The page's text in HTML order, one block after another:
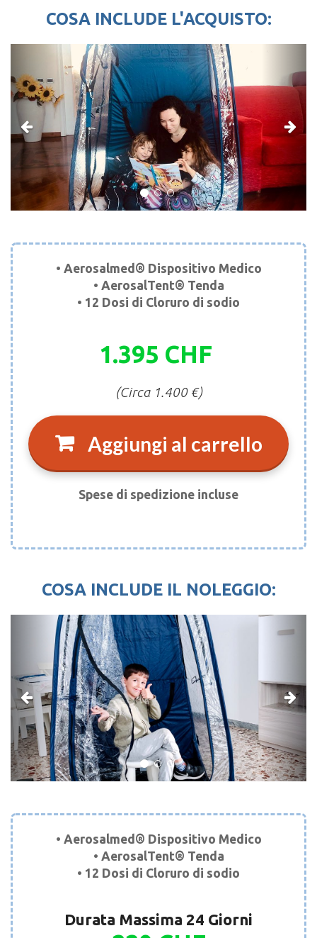
COSA INCLUDE L'ACQUISTO:
Previous Next
• Aerosalmed® Dispositivo Medico
• AerosalTent® Tenda
• 12 Dosi di Cloruro di sodio
1.395 CHF
(Circa 1.400 €)
Aggiungi al carrello
Spese di spedizione incluse
COSA INCLUDE IL NOLEGGIO:
Previous Next
• Aerosalmed® Dispositivo Medico
• AerosalTent® Tenda
• 12 Dosi di Cloruro di sodio
Durata Massima 24 Giorni